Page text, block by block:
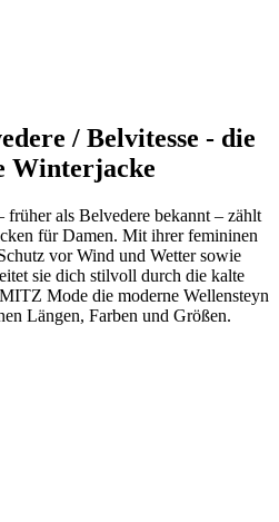
/ Belvitesse - die
Winterjacke
früher als Belvedere bekannt – zählt
für Damen. Mit ihrer femininen
vor Wind und Wetter sowie
sie dich stilvoll durch die kalte
Mode die moderne Wellensteyn
Längen, Farben und Größen.